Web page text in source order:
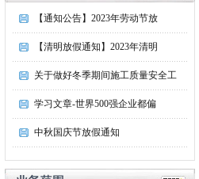
【通知公告】2023年劳动节放
【清明放假通知】2023年清明
关于做好冬季期间施工质量安全工
学习文章-世界500强企业都偏
中秋国庆节放假通知